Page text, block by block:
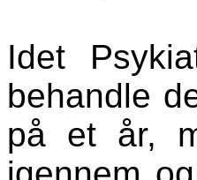
Idet
behandle
på et år,